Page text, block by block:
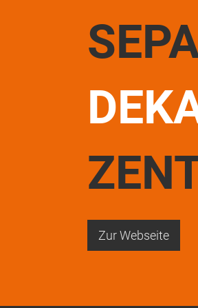
Zur Webseite